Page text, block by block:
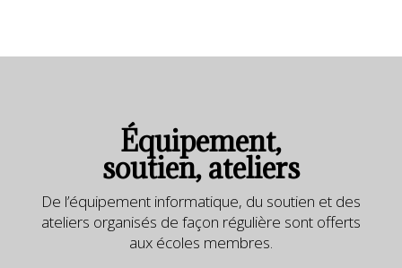
Équipement,
soutien, ateliers
De l’équipement informatique, du soutien et des
ateliers organisés de façon régulière sont offerts
aux écoles membres.